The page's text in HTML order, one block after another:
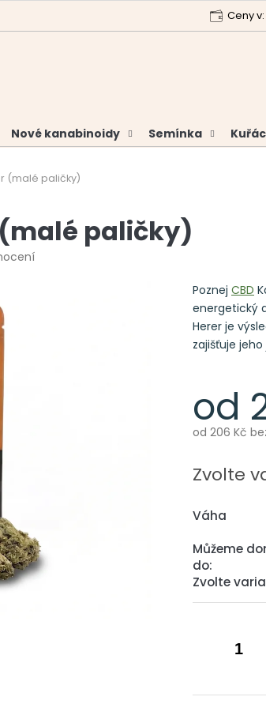
Ceny v:
Nové kanabinoidy Semínka
(malé paličky)
paličky)
od
od 206 Kč
cena:
Zvolte
Váha
Můžeme
do:
Zvolte
Poznej CBD
energetický
Herer je
zajišťuje